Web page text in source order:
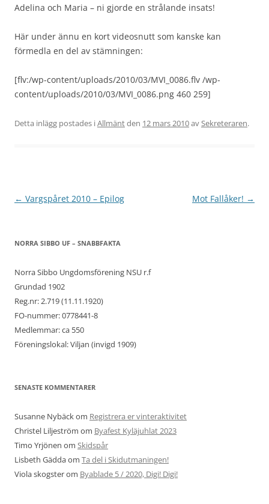
Adelina och Maria – ni gjorde en strålande insats!
Här under ännu en kort videosnutt som kanske kan
förmedla en del av stämningen:
[flv:/wp-content/uploads/2010/03/MVI_0086.flv /wp-
content/uploads/2010/03/MVI_0086.png 460 259]
Detta inlägg postades iAllmäntden 12 mars 2010avSekreteraren.
Inläggsnavigering
← Vargspåret 2010 – Epilog Mot Fallåker! →
NORRA SIBBO UF – SNABBFAKTA
Norra Sibbo Ungdomsförening NSU r.f
Grundad 1902
Reg.nr: 2.719 (11.11.1920)
FO-nummer: 0778441-8
Medlemmar: ca 550
Föreningslokal: Viljan (invigd 1909)
SENASTE KOMMENTARER
Susanne Nybäckom Registrera er vinteraktivitet
Christel Liljeström om Byafest Kyläjuhlat 2023
Timo Yrjönen om Skidspår
Lisbeth Gäddaom Ta del i Skidutmaningen!
Viola skogsterom Byablade 5 / 2020, Digi! Digi!